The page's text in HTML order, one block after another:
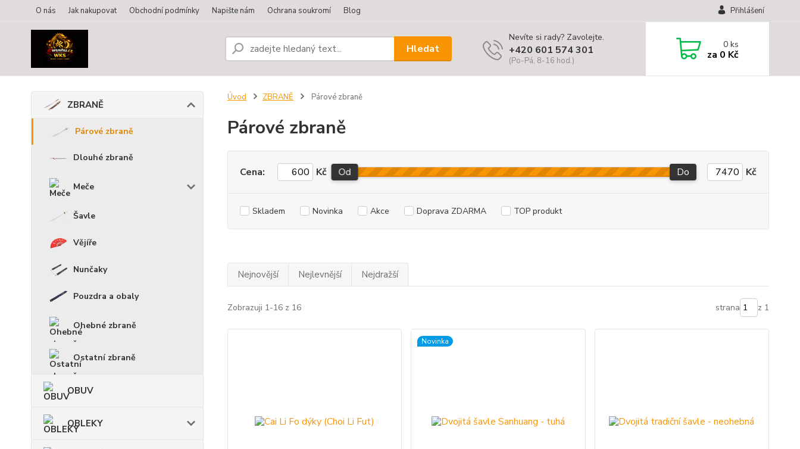
O nás Jak nakupovat Obchodní podmínky Napište nám Ochrana soukromí Blog Přihlášení
Hledat
Nevíte si rady? Zavolejte.
+420 601 574 301
(Po-Pá, 8-16 hod.)
0ks
za 0 Kč
ZBRANĚ
Párové zbraně
Dlouhé zbraně
Meče
Šavle
Vějíře
Nunčaky
Pouzdra a obaly
Ohebné zbraně
Ostatní zbraně
OBUV
OBLEKY
Úvod ZBRANĚ Párové zbraně
Párové zbraně
Cena: Kč Od Do Kč
Skladem Novinka Akce Doprava ZDARMA TOP produkt
Nejnovější Nejlevnější Nejdražší
Zobrazuji 1-16 z 16 strana z 1
Novinka